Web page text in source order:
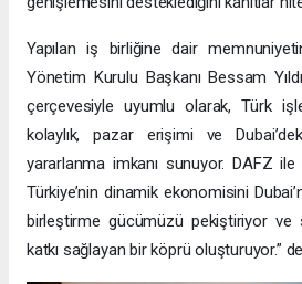
Yapılan iş birliğine dair
Yönetim Kurulu Başkanı Bessam
çerçevesiyle uyumlu olarak, Türk
kolaylık, pazar erişimi ve
yararlanma imkanı sunuyor. DAFZ ile
Türkiye’nin dinamik ekonomisini
birleştirme gücümüzü pekiştiriyor ve
katkı sağlayan bir köprü oluşturuyor.”